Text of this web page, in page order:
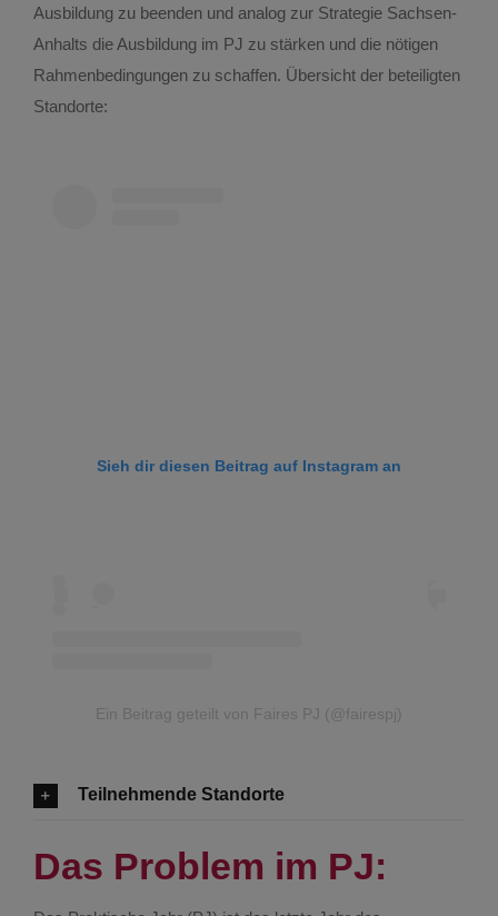
Ausbildung zu beenden und analog zur Strategie Sachsen-
Anhalts die Ausbildung im PJ zu stärken und die nötigen
Rahmenbedingungen zu schaffen. Übersicht der beteiligten
Standorte:
Sieh dir diesen Beitrag auf Instagram an
Ein Beitrag geteilt von Faires PJ (@fairespj)
Teilnehmende Standorte
Das Problem im PJ: